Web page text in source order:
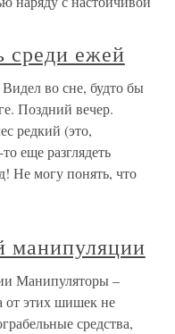
среди ежей
во сне, будто бы
Поздний вечер.
редкий (это,
еще разглядеть
могу понять, что
манипуляции
Манипуляторы –
от этих шишек не
средства,